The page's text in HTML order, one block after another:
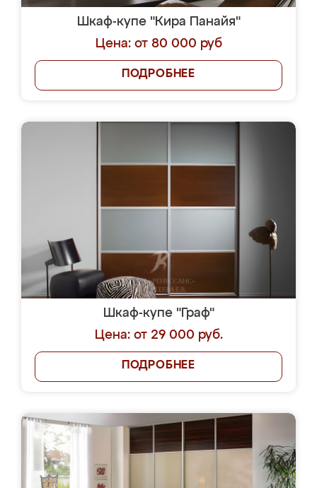
Шкаф-купе "Кира Панайя"
Цена: от 80 000 руб
ПОДРОБНЕЕ
Шкаф-купе "Граф"
Цена: от 29 000 руб.
ПОДРОБНЕЕ